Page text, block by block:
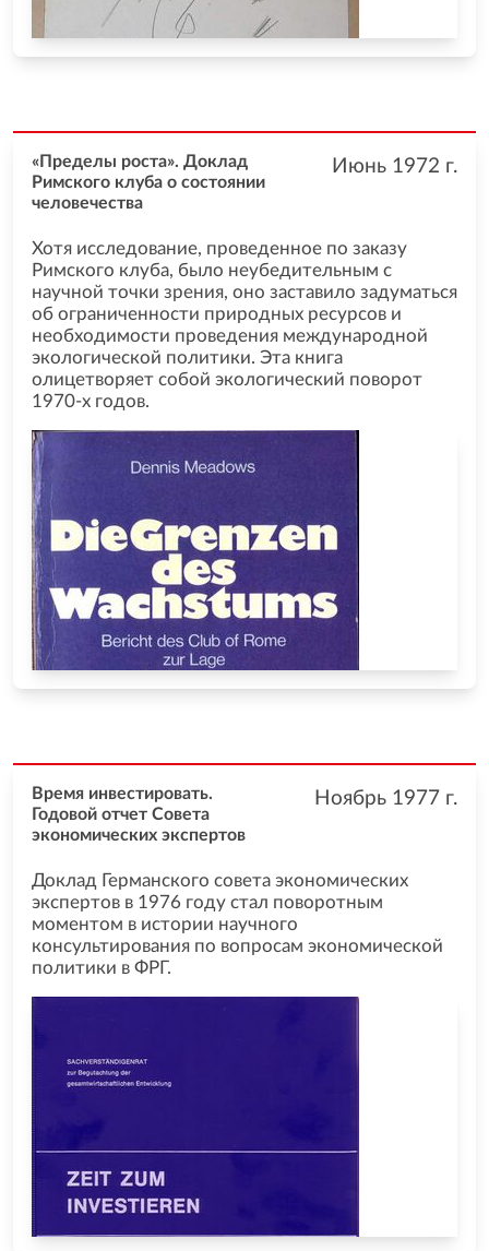
Июнь 1972 г.
«Пределы роста». Доклад
Римского клуба о состоянии
человечества
Хотя исследование, проведенное по заказу
Римского клуба, было неубедительным с
научной точки зрения, оно заставило задуматься
об ограниченности природных ресурсов и
необходимости проведения международной
экологической политики. Эта книга
олицетворяет собой экологический поворот
1970-х годов.
Ноябрь 1977 г.
Время инвестировать.
Годовой отчет Cовета
экономических экспертов
Доклад Германского совета экономических
экспертов в 1976 году стал поворотным
моментом в истории научного
консультирования по вопросам экономической
политики в ФРГ.